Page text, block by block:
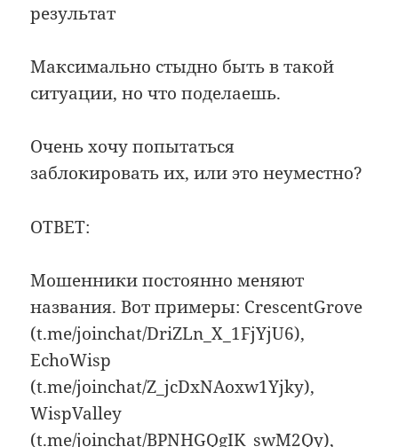
результат
Максимально стыдно быть в такой
ситуации, но что поделаешь.
Очень хочу попытаться
заблокировать их, или это неуместно?
ОТВЕТ:
Мошенники постоянно меняют
названия. Вот примеры: CrescentGrove
(t.me/joinchat/DriZLn_X_1FjYjU6),
EchoWisp
(t.me/joinchat/Z_jcDxNAoxw1Yjky),
WispValley
(t.me/joinchat/BPNHGQgIK_swM2Qy),